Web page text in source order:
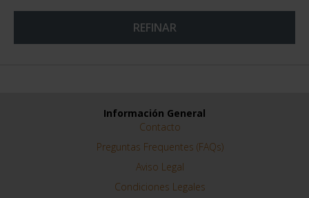
REFINAR
Información General
Contacto
Preguntas Frequentes (FAQs)
Aviso Legal
Condiciones Legales